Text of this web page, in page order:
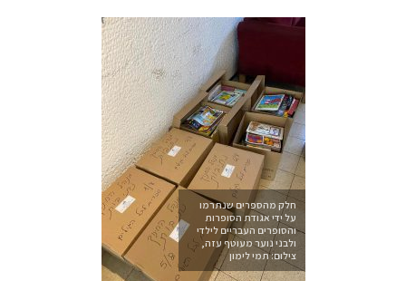
חלק מהספרים שנתרמו
על ידי אגודת הסופרות
והסופרים העבריים לילדי
ולבני נוער מעוטף עזה,
צילום: תמי לימון